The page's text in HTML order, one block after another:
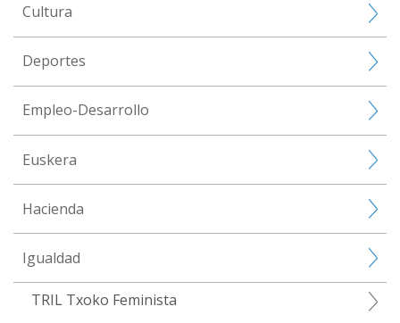
Cultura
Deportes
Empleo-Desarrollo
Euskera
Hacienda
Igualdad
TRIL Txoko Feminista